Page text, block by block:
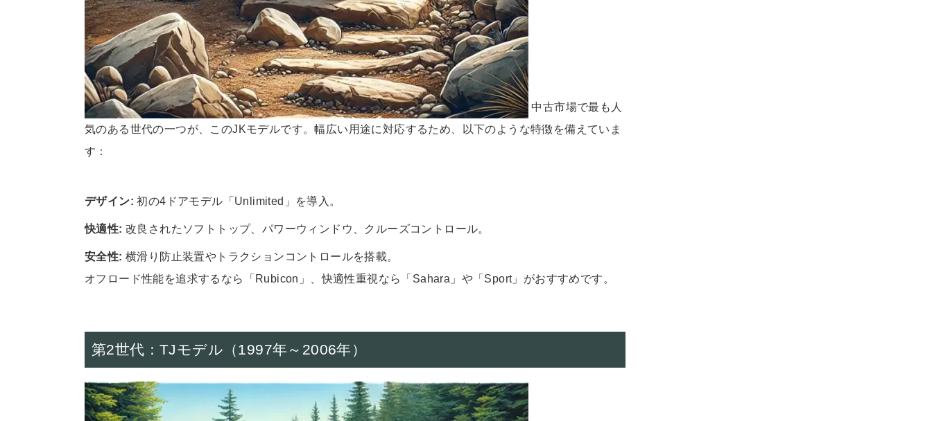
中古市場で最も人
気のある世代の一つが、このJKモデルです。幅広い用途に対応するため、以下のような特徴を備えていま
す：
デザイン: 初の4ドアモデル「Unlimited」を導入。
快適性: 改良されたソフトトップ、パワーウィンドウ、クルーズコントロール。
安全性: 横滑り防止装置やトラクションコントロールを搭載。
オフロード性能を追求するなら「Rubicon」、快適性重視なら「Sahara」や「Sport」がおすすめです。
第2世代：TJモデル（1997年～2006年）